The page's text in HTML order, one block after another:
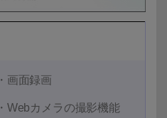
・画面録画
・Webカメラの撮影機能